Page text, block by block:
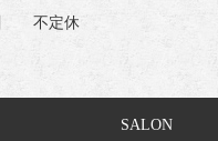
不定休
SALON